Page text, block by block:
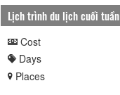
Lịch trình du lịch cuối tuần
Cost
Days
Places